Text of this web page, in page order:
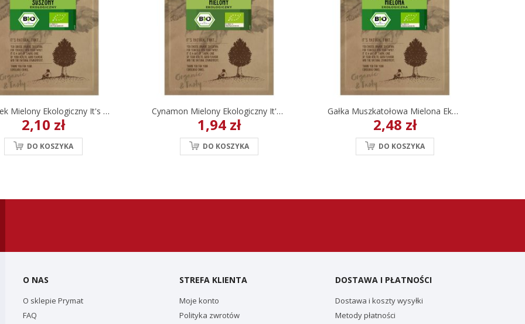
Czosnek Mielony Ekologiczny It's Natural 15 G
2,10 zł
DO KOSZYKA
Cynamon Mielony Ekologiczny It's Natural 15 G
1,94 zł
DO KOSZYKA
Gałka Muszkatołowa Mielona Ekologiczna It's Natural 10 G
2,48 zł
DO KOSZYKA
O NAS
O sklepie Prymat
FAQ
STREFA KLIENTA
Moje konto
Polityka zwrotów
DOSTAWA I PŁATNOŚCI
Dostawa i koszty wysyłki
Metody płatności